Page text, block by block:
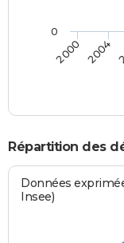
2000 2004
0
Répartition des
Données
Insee)